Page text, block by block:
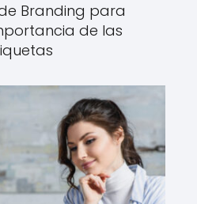
Branding para
de las